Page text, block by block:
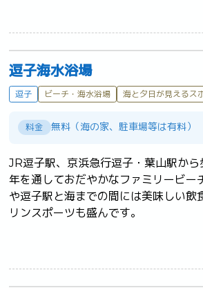
逗子海水浴場
逗子 ビーチ・海水浴場 海と夕日が見えるス
料金 無料（海の家、駐車場等は有料）
JR逗子駅、京浜急行逗子・葉山駅か
年を通しておだやかなファミリービー
や逗子駅と海までの間には美味しい飲